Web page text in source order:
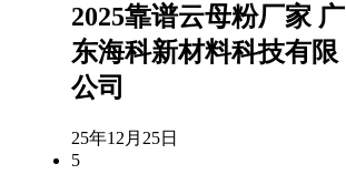
2025靠谱云母粉厂家 广
东海科新材料科技有限
公司
25年12月25日
5